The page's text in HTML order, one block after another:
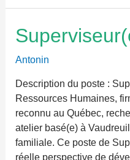
Antonin
Description du poste :
Ressources Humaines,
reconnu au Québec,
atelier basé(e) à
familiale. Ce poste de
réelle perspective de
Superviseur(e)
atelier